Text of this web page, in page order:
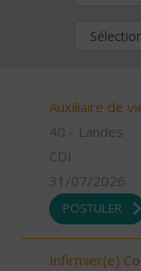
Auxiliaire de
40 - Landes
CDI
31/07/2026
POSTULER
Infirmier(e)